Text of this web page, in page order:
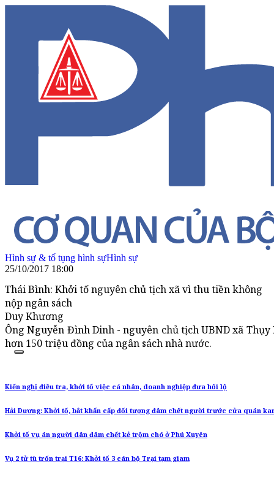
Hình sự & tố tụng hình sựHình sự
25/10/2017 18:00
Thái Bình: Khởi tố nguyên chủ tịch xã vì thu tiền không
nộp ngân sách
Duy Khương
Ông Nguyễn Đình Dinh - nguyên chủ tịch UBND xã
hơn 150 triệu đồng của ngân sách nhà nước.
Kiến nghị điều tra, khởi tố việc cá nhân, doanh nghiệp đưa hối lộ
Hải Dương: Khởi tố, bắt khẩn cấp đối tượng đâm chết người trước cửa quán
Khởi tố vụ án người dân đâm chết kẻ trộm chó ở Phú Xuyên
Vụ 2 tử tù trốn trại T16: Khởi tố 3 cán bộ Trại tạm giam